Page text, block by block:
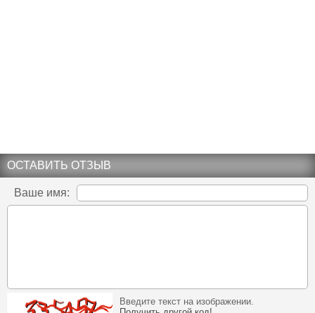
ОСТАВИТЬ ОТЗЫВ
Ваше имя:
Введите текст на изображении.